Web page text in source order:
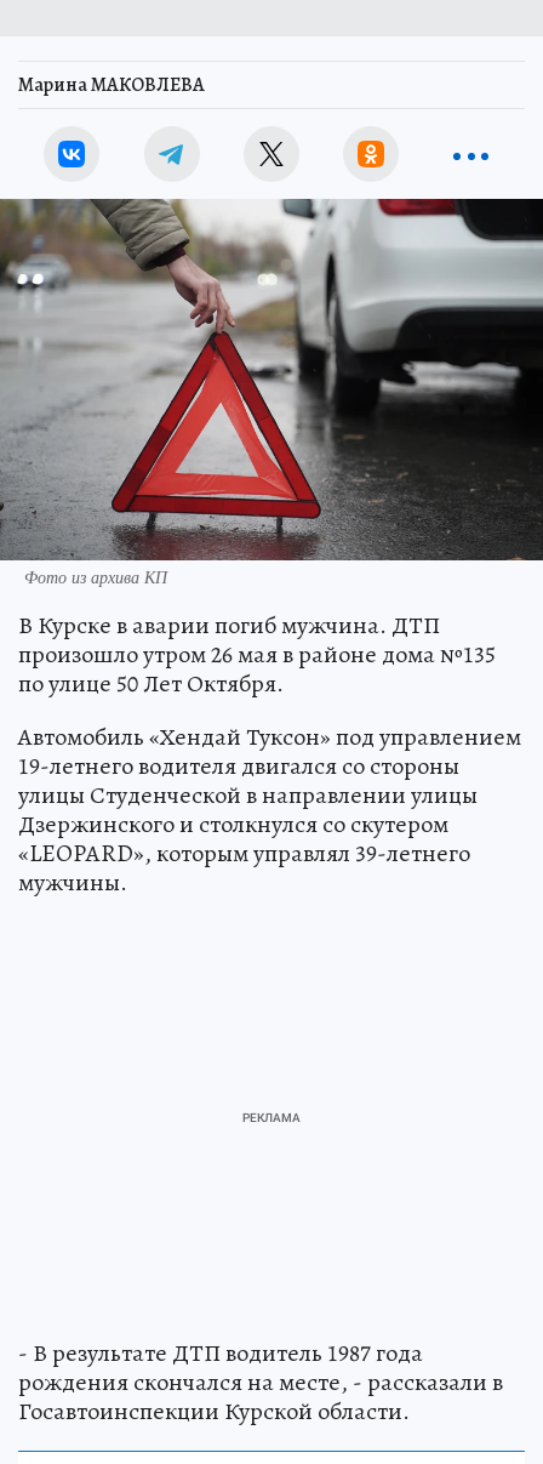
Марина МАКОВЛЕВА
Фото из архива КП
В Курске в аварии погиб мужчина. ДТП
произошло утром 26 мая в районе дома №135
по улице 50 Лет Октября.
Автомобиль «Хендай Туксон» под управлением
19-летнего водителя двигался со стороны
улицы Студенческой в направлении улицы
Дзержинского и столкнулся со скутером
«LEOPARD», которым управлял 39-летнего
мужчины.
- В результате ДТП водитель 1987 года
рождения скончался на месте, - рассказали в
Госавтоинспекции Курской области.